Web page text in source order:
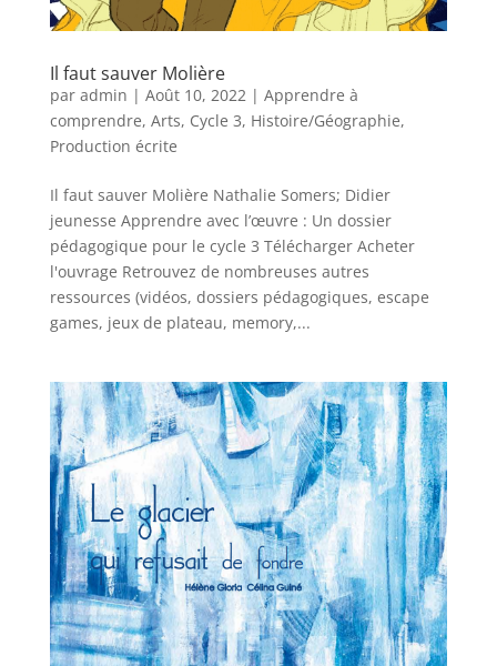
Il faut sauver Molière
par admin | Août 10, 2022 | Apprendre à
comprendre, Arts, Cycle 3, Histoire/Géographie,
Production écrite
Il faut sauver Molière Nathalie Somers; Didier
jeunesse Apprendre avec l’œuvre : Un dossier
pédagogique pour le cycle 3 Télécharger Acheter
l'ouvrage Retrouvez de nombreuses autres
ressources (vidéos, dossiers pédagogiques, escape
games, jeux de plateau, memory,...